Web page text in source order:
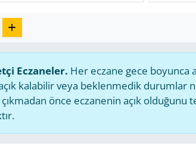
Eczaneler. Her eczane gece boyunca
kalabilir veya beklenmedik durumlar
önce eczanenin açık olduğunu